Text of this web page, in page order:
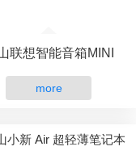
联想智能音箱MINI
more